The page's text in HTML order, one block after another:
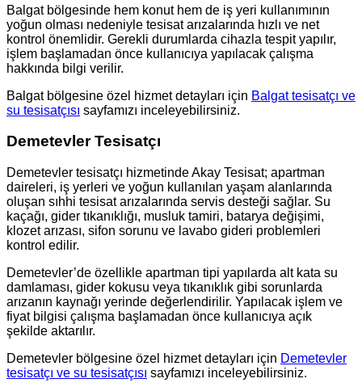
Balgat bölgesinde hem konut hem de iş yeri kullanımının
yoğun olması nedeniyle tesisat arızalarında hızlı ve net
kontrol önemlidir. Gerekli durumlarda cihazla tespit yapılır,
işlem başlamadan önce kullanıcıya yapılacak çalışma
hakkında bilgi verilir.
Balgat bölgesine özel hizmet detayları için Balgat tesisatçı ve
su tesisatçısı sayfamızı inceleyebilirsiniz.
Demetevler Tesisatçı
Demetevler tesisatçı hizmetinde Akay Tesisat; apartman
daireleri, iş yerleri ve yoğun kullanılan yaşam alanlarında
oluşan sıhhi tesisat arızalarında servis desteği sağlar. Su
kaçağı, gider tıkanıklığı, musluk tamiri, batarya değişimi,
klozet arızası, sifon sorunu ve lavabo gideri problemleri
kontrol edilir.
Demetevler’de özellikle apartman tipi yapılarda alt kata su
damlaması, gider kokusu veya tıkanıklık gibi sorunlarda
arızanın kaynağı yerinde değerlendirilir. Yapılacak işlem ve
fiyat bilgisi çalışma başlamadan önce kullanıcıya açık
şekilde aktarılır.
Demetevler bölgesine özel hizmet detayları için Demetevler
tesisatçı ve su tesisatçısı sayfamızı inceleyebilirsiniz.